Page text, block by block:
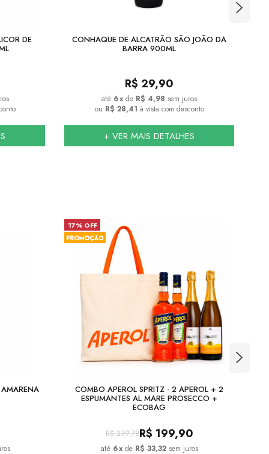
DE CONHAQUE DE ALCATRÃO SÃO JOÃO DA
BARRA 900ML
R$ 29,90
6x de R$ 4,98 sem juros
ou R$ 28,41 à vista com desconto
+ VER MAIS DETALHES
17% OFF
COMBO APEROL SPRITZ - 2 APEROL + 2
ESPUMANTES AL MARE PROSECCO +
ECOBAG
R$ 239,78R$ 199,90
6x de R$ 33,32 sem juros